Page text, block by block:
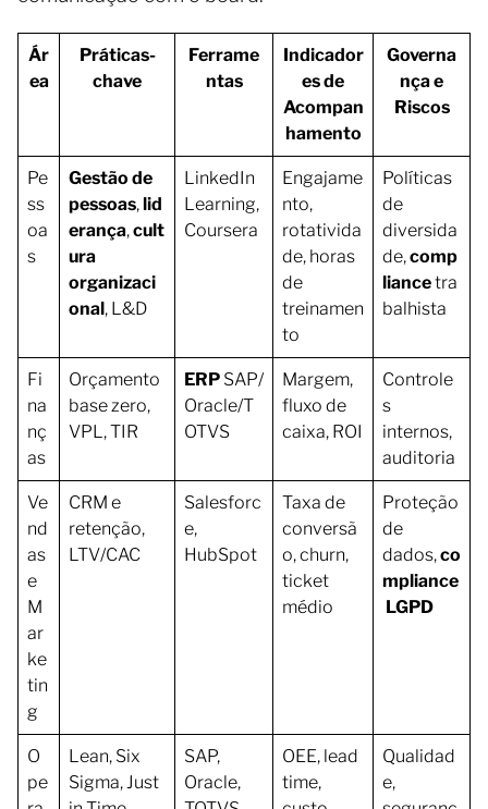
Ár
ea
Práticas-
chave
Ferrame
ntas
Indicador
es de
Acompan
hamento
Governa
nça e
Riscos
Pe
ss
oa
s
Gestão de
pessoas,lid
erança,cult
ura
organizaci
onal, L&D
LinkedIn
Learning,
Coursera
Engajame
nto,
rotativida
de, horas
de
treinamen
to
Políticas
de
diversida
de,comp
liancetra
balhista
Fi
na
nç
as
Orçamento
base zero,
VPL, TIR
ERP SAP/
Oracle/T
OTVS
Margem,
fluxo de
caixa, ROI
Controle
s
internos,
auditoria
Ve
nd
as
e
M
ar
ke
tin
g
CRM e
retenção,
LTV/CAC
Salesforc
e,
HubSpot
Taxa de
conversã
o, churn,
ticket
médio
Proteção
de
dados,co
mpliance
LGPD
O
pe
Lean, Six
Sigma, Just
SAP,
Oracle,
OEE, lead
time,
Qualidad
e,